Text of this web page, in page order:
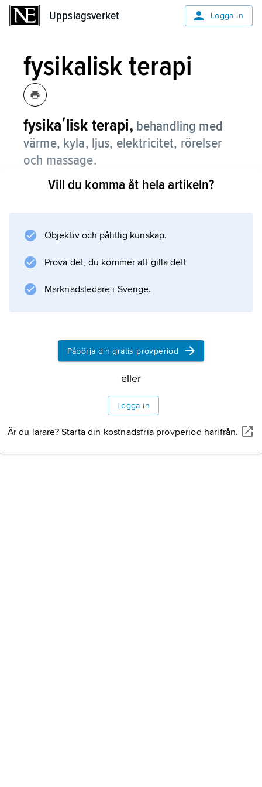
Uppslagsverket Logga in
fysikalisk terapi
fysikaʹlisk terapi, behandling med
värme, kyla, ljus, elektricitet, rörelser
och massage.
Behandlingen ges vid smärttillstånd och
nervsystemets funktion. Behandling med ytlig
muskelavslappning, förbättrad ytlig
genomblödning och smärtlindring. Djup
elektrisk uppvärmning (diatermi) ökar
muskelstelhet. Köldterapi används främst för
Information om artikeln
Vill du komma åt hela artikeln?
Objektiv och pålitlig kunskap.
Prova det, du kommer att gilla det!
Marknadsledare i Sverige.
Påbörja din gratis provperiod
eller
Logga in
Är du lärare? Starta din kostnadsfria provperiod härifrån.